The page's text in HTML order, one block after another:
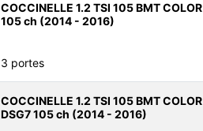
COCCINELLE 1.2 TSI 105 BMT COLOR
105 ch (2014 - 2016)
3 portes
COCCINELLE 1.2 TSI 105 BMT COLOR
DSG7 105 ch (2014 - 2016)